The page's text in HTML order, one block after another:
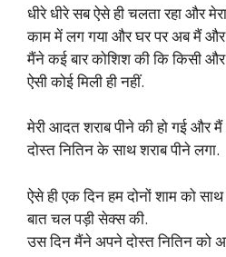
धीरे धीरे सब ऐसे ही चलता रहा और
काम में लग गया और घर पर अब मैं और
मैंने कई बार कोशिश की कि किसी
ऐसी कोई मिली ही नहीं.
मेरी आदत शराब पीने की हो गई
दोस्त नितिन के साथ शराब पीने लगा.
ऐसे ही एक दिन हम दोनों शाम को
बात चल पड़ी सेक्स की.
उस दिन मैंने अपने दोस्त नितिन को